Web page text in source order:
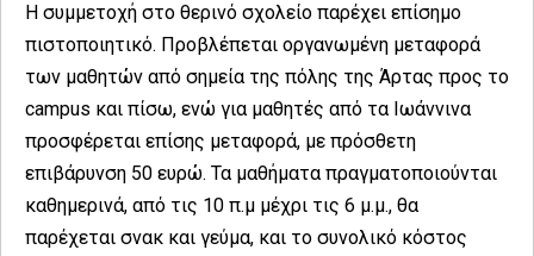
Η συμμετοχή στο θερινό σχολείο παρέχει επίσημο
πιστοποιητικό. Προβλέπεται οργανωμένη μεταφορά
των μαθητών από σημεία της πόλης της Άρτας προς το
campus και πίσω, ενώ για μαθητές από τα Ιωάννινα
προσφέρεται επίσης μεταφορά, με πρόσθετη
επιβάρυνση 50 ευρώ. Τα μαθήματα πραγματοποιούνται
καθημερινά, από τις 10 π.μ μέχρι τις 6 μ.μ., θα
παρέχεται σνακ και γεύμα, και το συνολικό κόστος